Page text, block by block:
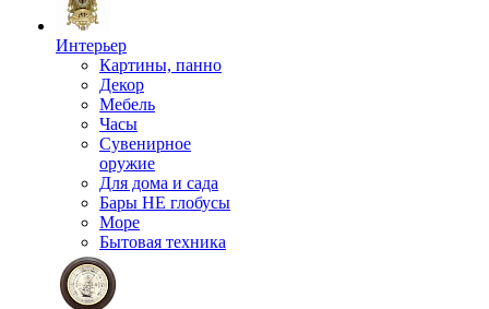
Интерьер
Картины, панно
Декор
Мебель
Часы
Сувенирное
оружие
Для дома и сада
Бары НЕ глобусы
Море
Бытовая техника